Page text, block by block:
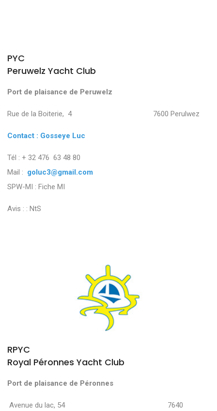
PYC
Peruwelz Yacht Club
Port de plaisance de Peruwelz
Rue de la Boiterie, 4 7600 Perulwez
Contact : Gosseye Luc
Tél : + 32 476 63 48 80
Mail : goluc3@gmail.com
SPW-MI : Fiche MI
Avis : : NtS
RPYC
Royal Péronnes Yacht Club
Port de plaisance de Péronnes
Avenue du lac, 54 7640